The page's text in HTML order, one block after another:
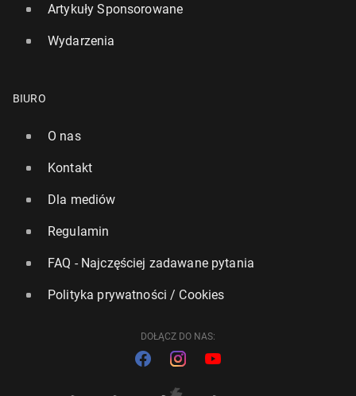
Artykuły Sponsorowane
Wydarzenia
BIURO
O nas
Kontakt
Dla mediów
Regulamin
FAQ - Najczęściej zadawane pytania
Polityka prywatności / Cookies
DOŁĄCZ DO NAS: